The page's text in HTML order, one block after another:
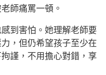
師痛罵一頓。
到害怕。她理解老師要
，但仍希望孩子至少在
謹，不用擔心對錯，享